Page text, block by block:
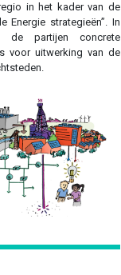
in het kader van de
Energie strategieën”. In
de partijen concrete
voor uitwerking van de